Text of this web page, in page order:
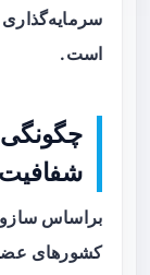
سرمایه‌گذاری
است.
چگونگی
شفافیت
کشورهای عضو